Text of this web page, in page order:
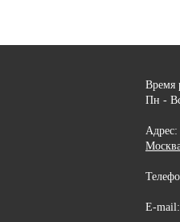
Время
Пн -
Адрес:
E-